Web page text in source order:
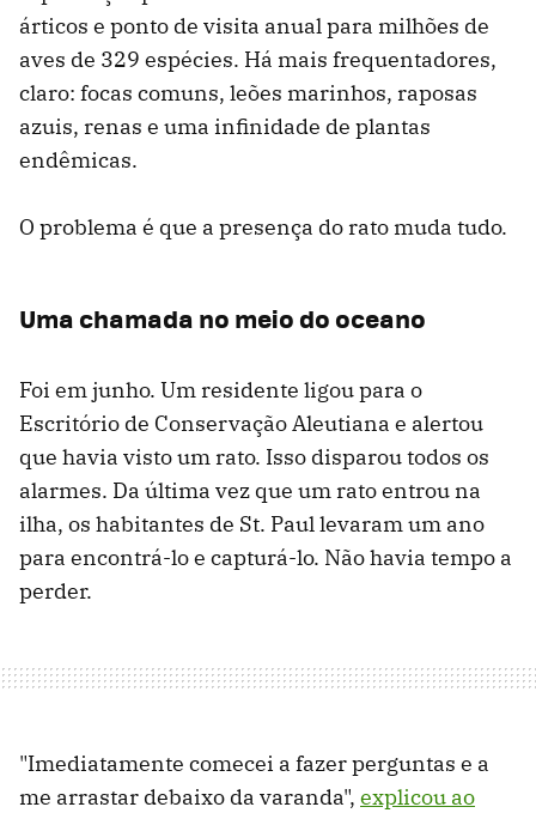
árticos e ponto de visita anual para milhões de
aves de 329 espécies. Há mais frequentadores,
claro: focas comuns, leões marinhos, raposas
azuis, renas e uma infinidade de plantas
endêmicas.
O problema é que a presença do rato muda tudo.
Uma chamada no meio do oceano
Foi em junho. Um residente ligou para o
Escritório de Conservação Aleutiana e alertou
que havia visto um rato. Isso disparou todos os
alarmes. Da última vez que um rato entrou na
ilha, os habitantes de St. Paul levaram um ano
para encontrá-lo e capturá-lo. Não havia tempo a
perder.
"Imediatamente comecei a fazer perguntas e a
me arrastar debaixo da varanda", explicou ao